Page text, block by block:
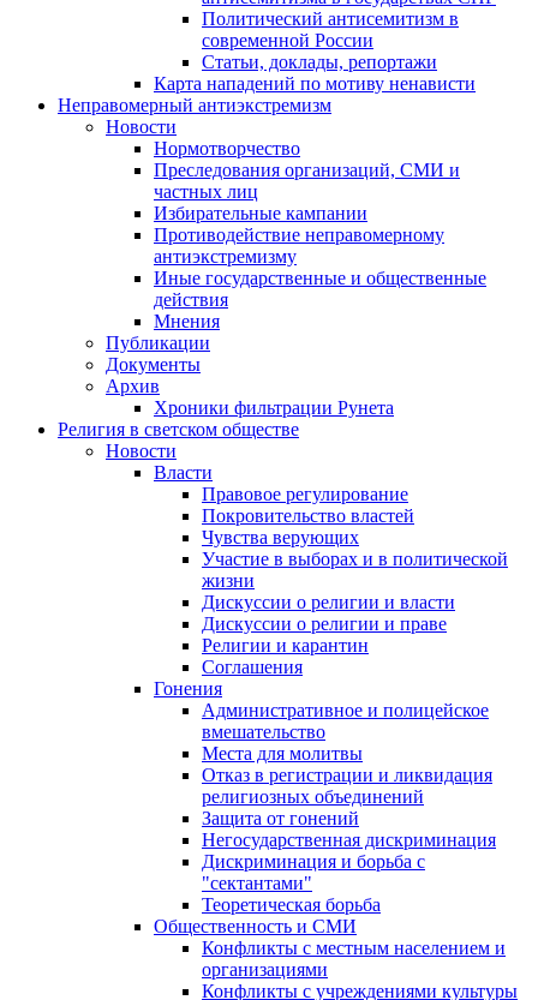
Политический антисемитизм в
современной России
Статьи, доклады, репортажи
Карта нападений по мотиву ненависти
Неправомерный антиэкстремизм
Новости
Нормотворчество
Преследования организаций, СМИ и
частных лиц
Избирательные кампании
Противодействие неправомерному
антиэкстремизму
Иные государственные и общественные
действия
Мнения
Публикации
Документы
Архив
Хроники фильтрации Рунета
Религия в светском обществе
Новости
Власти
Правовое регулирование
Покровительство властей
Чувства верующих
Участие в выборах и в политической
жизни
Дискуссии о религии и власти
Дискуссии о религии и праве
Религии и карантин
Соглашения
Гонения
Административное и полицейское
вмешательство
Места для молитвы
Отказ в регистрации и ликвидация
религиозных объединений
Защита от гонений
Негосударственная дискриминация
Дискриминация и борьба с
"сектантами"
Теоретическая борьба
Общественность и СМИ
Конфликты с местным населением и
организациями
Конфликты с учреждениями культуры